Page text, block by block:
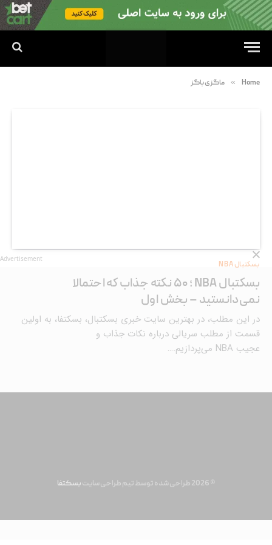
Home
» ماگزی باگز
بسکتبال NBA
بسکتبال NBA ؛ ۵۰ نکته جذاب که احتمالا
نمی‌دانستید – بخش اول
در این مطلب، در بهترین سایت خبری بسکتبال، بسکتفا، به اولین
قسمت از مطلب سریالی درباره نکات جذاب و
عجیب NBA می‌پردازیم.…
© 2026 طراحی شده توسط تیم طراحی سایت بسکتفا
Advertisement